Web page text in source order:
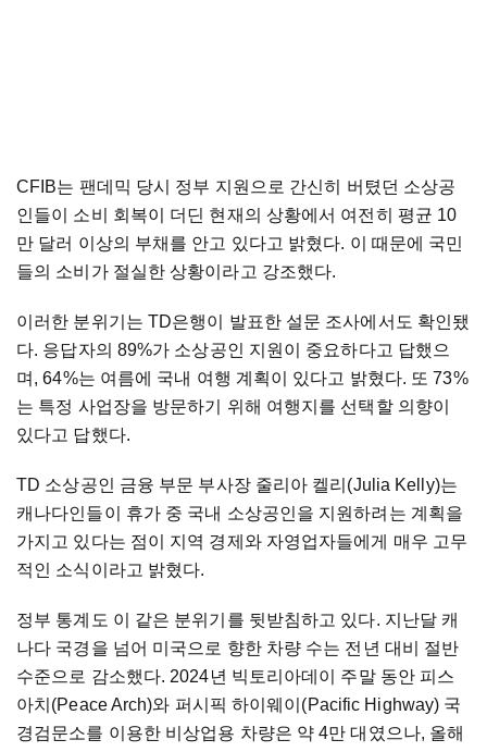
CFIB는 팬데믹 당시 정부 지원으로 간신히 버텼던 소상공
인들이 소비 회복이 더딘 현재의 상황에서 여전히 평균 10
만 달러 이상의 부채를 안고 있다고 밝혔다. 이 때문에 국민
들의 소비가 절실한 상황이라고 강조했다.
이러한 분위기는 TD은행이 발표한 설문 조사에서도 확인됐
다. 응답자의 89%가 소상공인 지원이 중요하다고 답했으
며, 64%는 여름에 국내 여행 계획이 있다고 밝혔다. 또 73%
는 특정 사업장을 방문하기 위해 여행지를 선택할 의향이
있다고 답했다.
TD 소상공인 금융 부문 부사장 줄리아 켈리(Julia Kelly)는
캐나다인들이 휴가 중 국내 소상공인을 지원하려는 계획을
가지고 있다는 점이 지역 경제와 자영업자들에게 매우 고무
적인 소식이라고 밝혔다.
정부 통계도 이 같은 분위기를 뒷받침하고 있다. 지난달 캐
나다 국경을 넘어 미국으로 향한 차량 수는 전년 대비 절반
수준으로 감소했다. 2024년 빅토리아데이 주말 동안 피스
아치(Peace Arch)와 퍼시픽 하이웨이(Pacific Highway) 국
경검문소를 이용한 비상업용 차량은 약 4만 대였으나, 올해